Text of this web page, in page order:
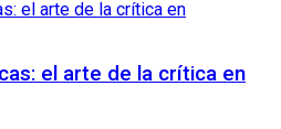
el arte de la crítica en